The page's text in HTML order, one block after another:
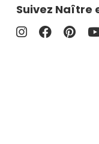
Suivez Naître